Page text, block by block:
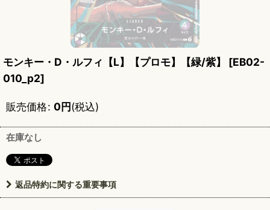
モンキー・D・ルフィ【L】【プロモ】【緑/紫】 [EB02-
010_p2]
販売価格: 0円(税込)
在庫なし
返品特約に関する重要事項